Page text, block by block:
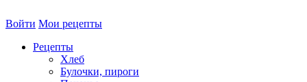
Войти Мои рецепты
Рецепты
Хлеб
Булочки, пироги